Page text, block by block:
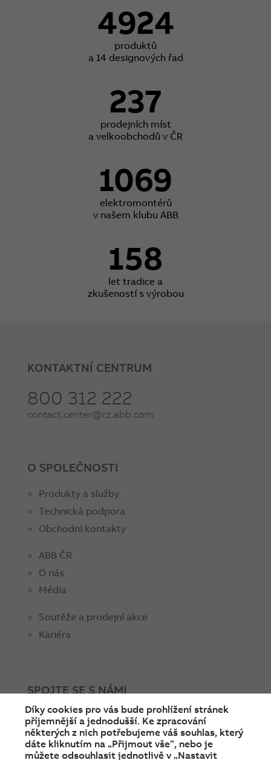
4924
produktů
a 14 designových řad
237
prodejních míst
a velkoobchodů v ČR
1069
elektromontérů
v našem klubu ABB
158
let tradice a
zkušeností s výrobou
KONTAKTNÍ CENTRUM
800 312 222
contact.center@cz.abb.com
O SPOLEČNOSTI
Produkty a služby
Technická podpora
Obchodní kontakty
ABB ČR
O nás
Média
Soutěže a prodejní akce
Kariéra
SPOJTE SE S NÁMI
facebookinstagramLinkedintwitteryoutube
Díky cookies pro vás bude prohlížení stránek
příjemnější a jednodušší. Ke zpracování
některých z nich potřebujeme váš souhlas, který
dáte kliknutím na „Přijmout vše“, nebo je
můžete odsouhlasit jednotlivě v „Nastavit